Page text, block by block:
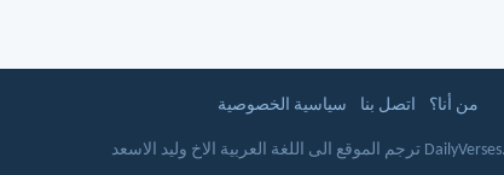
من أنا؟ اتصل بنا سياسية الخصوصية